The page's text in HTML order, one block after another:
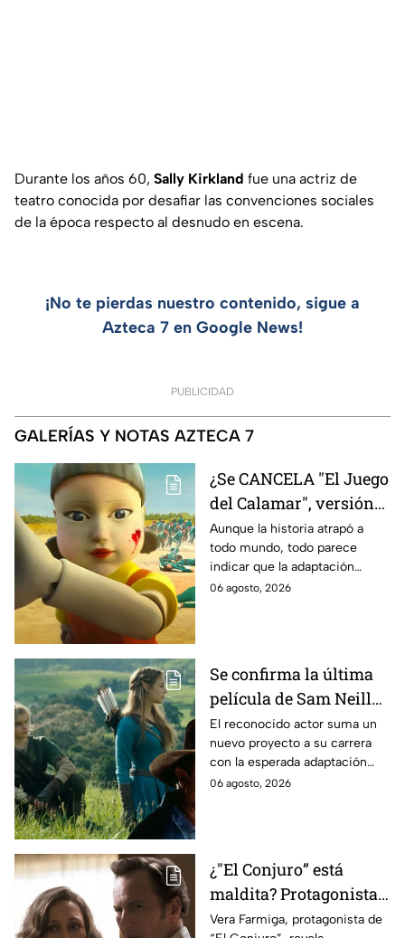
Durante los años 60, Sally Kirkland fue una actriz de
teatro conocida por desafiar las convenciones sociales
de la época respecto al desnudo en escena.
¡No te pierdas nuestro contenido, sigue a
Azteca 7 en Google News!
PUBLICIDAD
GALERÍAS Y NOTAS AZTECA 7
¿Se CANCELA "El Juego
del Calamar", versión
Estados Unidos? Esto
es lo que se sabe al
momento
Aunque la historia atrapó a
todo mundo, todo parece
indicar que la adaptación
podría ser cancelada:
06 agosto, 2026
Se confirma la última
película de Sam Neill
antes de morir: esto es
lo que se sabe hasta
ahora
El reconocido actor suma un
nuevo proyecto a su carrera
con la esperada adaptación
cinematográfica del popular
06 agosto, 2026
¿"El Conjuro” está
maldita? Protagonista
revela INQUIETANTES
Vera Farmiga, protagonista de